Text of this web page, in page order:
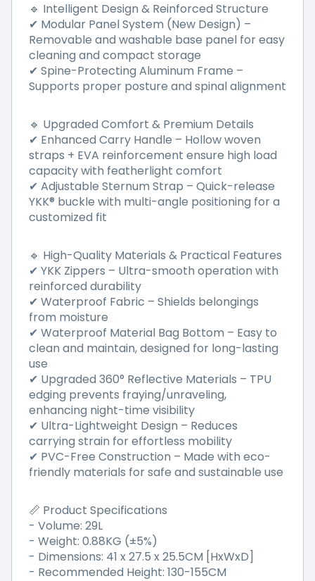
🔹 Intelligent Design & Reinforced Structure
✔ Modular Panel System (New Design) –
Removable and washable base panel for easy
cleaning and compact storage
✔ Spine-Protecting Aluminum Frame –
Supports proper posture and spinal alignment
🔹 Upgraded Comfort & Premium Details
✔ Enhanced Carry Handle – Hollow woven
straps + EVA reinforcement ensure high load
capacity with featherlight comfort
✔ Adjustable Sternum Strap – Quick-release
YKK® buckle with multi-angle positioning for a
customized fit
🔹 High-Quality Materials & Practical Features
✔ YKK Zippers – Ultra-smooth operation with
reinforced durability
✔ Waterproof Fabric – Shields belongings
from moisture
✔ Waterproof Material Bag Bottom – Easy to
clean and maintain, designed for long-lasting
use
✔ Upgraded 360° Reflective Materials – TPU
edging prevents fraying/unraveling,
enhancing night-time visibility
✔ Ultra-Lightweight Design – Reduces
carrying strain for effortless mobility
✔ PVC-Free Construction – Made with eco-
friendly materials for safe and sustainable use
📏 Product Specifications
- Volume: 29L
- Weight: 0.88KG (±5%)
- Dimensions: 41 x 27.5 x 25.5CM [HxWxD]
- Recommended Height: 130-155CM